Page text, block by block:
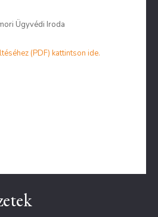
Ügyvédi Iroda
(PDF) kattintson ide.